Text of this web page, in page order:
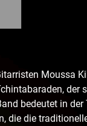
Moussa
der
bedeutet in
die die